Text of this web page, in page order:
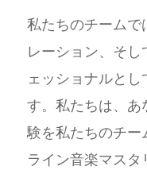
私たちのチーム
レーション、そ
ェッショナルと
す。私たちは、
験を私たちのチー
ライン音楽マス